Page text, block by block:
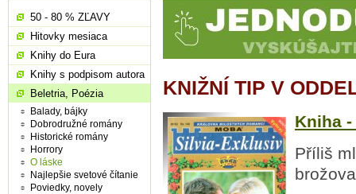
KNIŽNÍ TIP V
Kniha
Příliš
50 - 80 % ZĽAVY
Hitovky mesiaca
Knihy do Eura
Knihy s podpisom autora
Beletria, Poézia
Balady, bájky
Dobrodružné romány
Historické romány
Horrory
O láske
Najlepšie svetové čítanie
Poviedky, novely